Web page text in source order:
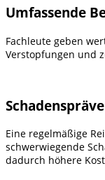
Umfassende
Fachleute geben
Verstopfungen und
Eine regelmäßige
schwerwiegende
dadurch höhere